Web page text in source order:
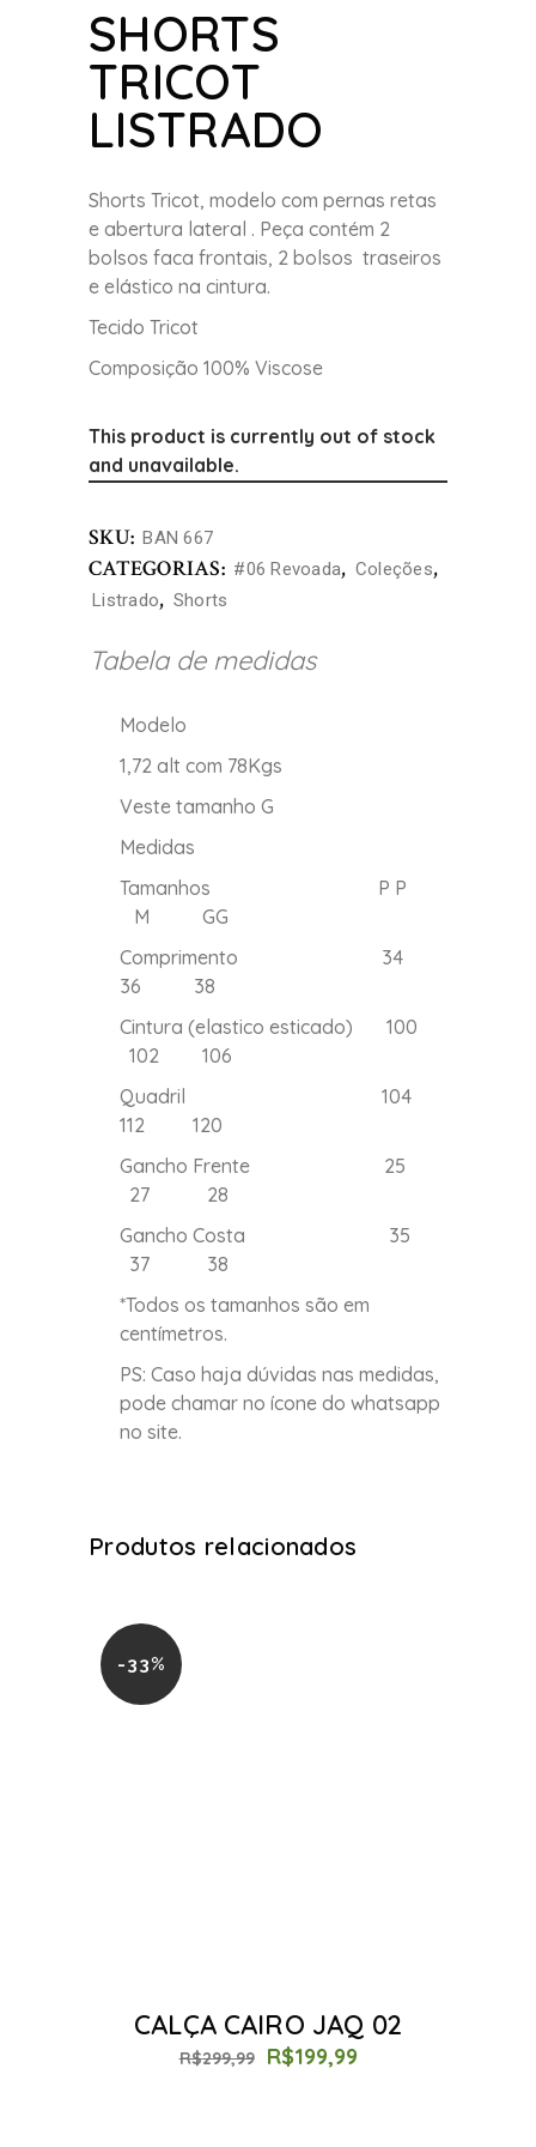
SHORTS
TRICOT
LISTRADO
Shorts Tricot, modelo com pernas retas
e abertura lateral . Peça contém 2
bolsos faca frontais, 2 bolsos traseiros
e elástico na cintura.
Tecido Tricot
Composição 100% Viscose
This product is currently out of stock
and unavailable.
SKU: BAN 667
CATEGORIAS: #06 Revoada, Coleções,
Listrado, Shorts
Tabela de medidas
Modelo
1,72 alt com 78Kgs
Veste tamanho G
Medidas
Tamanhos P P
M GG
Comprimento 34
36 38
Cintura (elastico esticado) 100
102 106
Quadril 104
112 120
Gancho Frente 25
27 28
Gancho Costa 35
37 38
*Todos os tamanhos são em
centímetros.
PS: Caso haja dúvidas nas medidas,
pode chamar no ícone do whatsapp
no site.
Produtos relacionados
-33%
CALÇA CAIRO JAQ 02
R$299,99 R$199,99